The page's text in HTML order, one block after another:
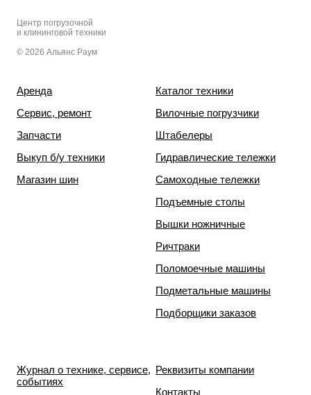
Центр погрузочной
и клининговой техники
© 2026 Альянс Раум
Аренда
Сервис, ремонт
Запчасти
Выкуп б/у техники
Магазин шин
Каталог техники
Вилочные погрузчики
Штабелеры
Гидравлические тележки
Самоходные тележки
Подъемные столы
Вышки ножничные
Ричтраки
Поломоечные машины
Подметальные машины
Подборщики заказов
Журнал о технике, сервисе,
событиях
Реквизиты компании
Контакты